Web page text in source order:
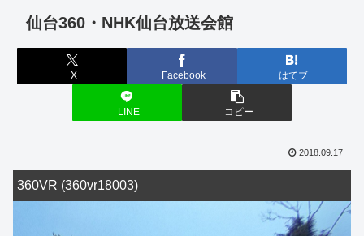
仙台360・NHK仙台放送会館
X Facebook はてブ
LINE コピー
2018.09.17
360VR (360vr18003)